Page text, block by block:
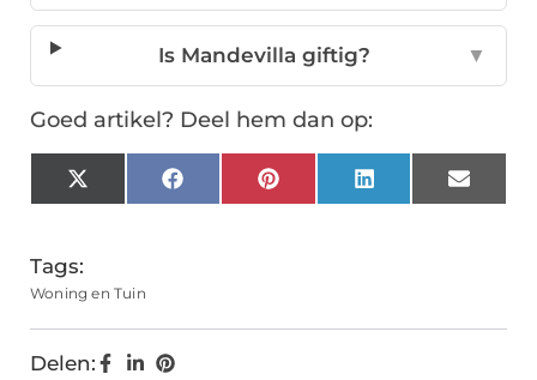
Is Mandevilla giftig? ▼
Goed artikel? Deel hem dan op:
X
(Twitter)
FacebookPinterestLinkedInEmail
Tags:
Woning en Tuin
Delen: